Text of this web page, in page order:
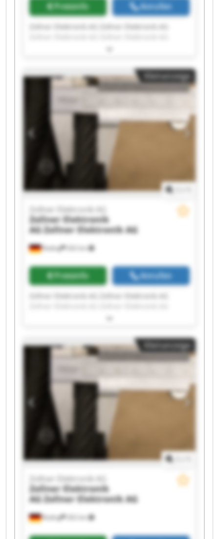
Preisinfo Anrufen
Zollner Elektronik AG Zollner Elektronik AG
Zollner Elektronik AG Zollner Elektronik AG
Zollner Elektronik AG Zollner Elektronik AG
Zollner Elektronik AG Zollner Elektronik AG
Zollner Elektronik AG Zollner Elektronik AG
Zollner Elektronik AG Zollner Elektronik AG
Zollner Elektronik AG Zollner Elektronik AG
Kleinanzeige
Roding 262 km
Zollner Elektronik AG
Zollner Elektronik
AG Zollner Elektronik AG
Preisinfo Anrufen
Zollner Elektronik AG Zollner Elektronik AG
Zollner Elektronik AG Zollner Elektronik AG
Zollner Elektronik AG Zollner Elektronik AG
Zollner Elektronik AG Zollner Elektronik AG
Zollner Elektronik AG Zollner Elektronik AG
Zollner Elektronik AG Zollner Elektronik AG
Zollner Elektronik AG Zollner Elektronik AG
Kleinanzeige
Roding 262 km
Zollner Elektronik AG
Zollner Elektronik
AG Zollner Elektronik AG